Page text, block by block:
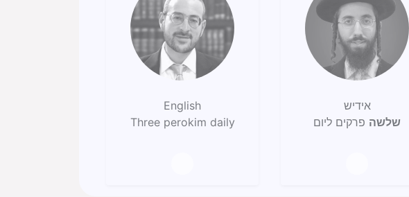
אידיש
שלשה פרקים ליום
English
Three perokim daily